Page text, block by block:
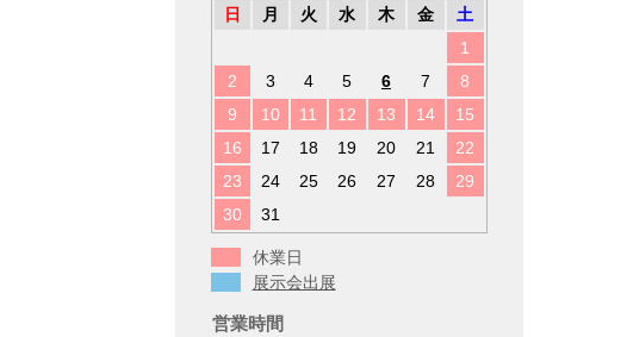
日
月 火 水 木 金
土
1
2
3 4 5 6 7
8
9
10 11 12 13 14
15
16
17 18 19 20 21
22
23
24 25 26 27 28
29
30
31
休業日
展示会出展
営業時間